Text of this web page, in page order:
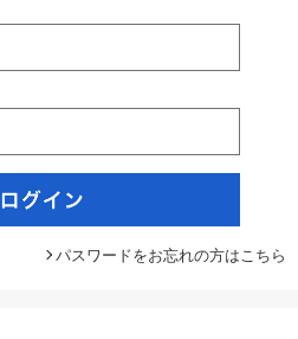
パスワードをお忘れの方はこちら